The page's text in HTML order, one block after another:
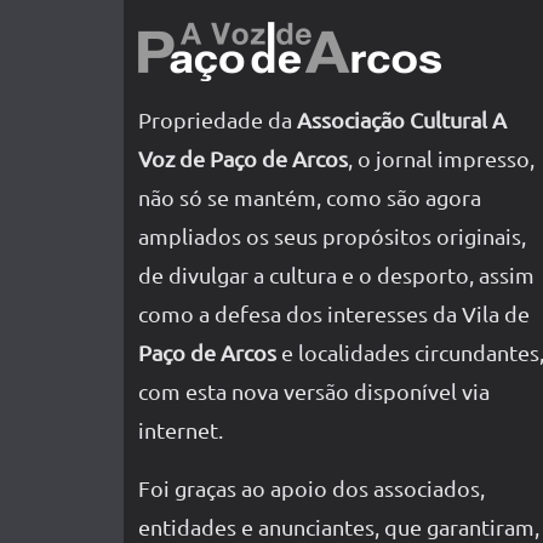
Propriedade da Associação Cultural A
Voz de Paço de Arcos , o jornal impresso,
não só se mantém, como são agora
ampliados os seus propósitos originais,
de divulgar a cultura e o desporto, assim
como a defesa dos interesses da Vila de
Paço de Arcos e localidades circundantes,
com esta nova versão disponível via
internet.
Foi graças ao apoio dos associados,
entidades e anunciantes, que garantiram,